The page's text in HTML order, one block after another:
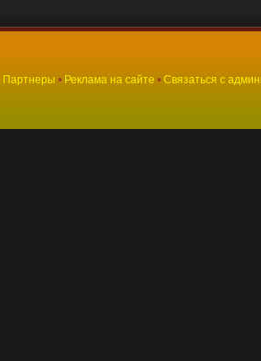
Партнеры • Реклама на сайте • Связаться с